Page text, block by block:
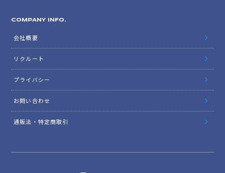
COMPANY INFO.
会社概要
リクルート
プライバシー
お問い合わせ
通販法・特定商取引